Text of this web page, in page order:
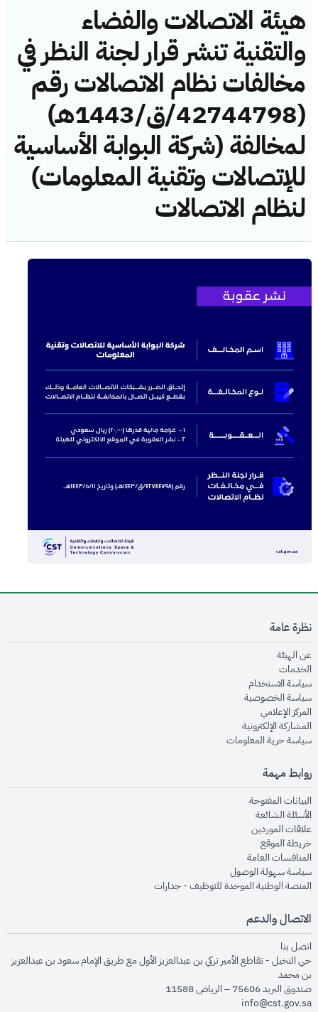
هيئة الاتصالات والفضاء
والتقنية تنشر قرار لجنة النظر في
مخالفات نظام الاتصالات رقم
(42744798/ق/1443هـ)
لمخالفة (شركة البوابة الأساسية
للإتصالات وتقنية المعلومات)
لنظام الاتصالات
نظرة عامة
عن الهيئةopens in new window
الخدماتopens in new window
سياسة الاستخدام
سياسة الخصوصيةopens in new window
المركز الإعلاميopens in new window
المشاركة الإلكترونيةopens in new window
سياسة حرية المعلوماتopens in new window
روابط مهمة
البيانات المفتوحةopens in new window
الأسئلة الشائعةopens in new window
علاقات الموردينopens in new window
خريطة الموقعopens in new window
المنافسات العامةopens in new window
سياسة سهولة الوصولopens in new window
المنصة الوطنية الموحدة للتوظيف - جداراتopens in new window
الاتصال والدعم
اتصل بنا
حي النخيل - تقاطع الأمير تركي بن عبدالعزيز الأول مع طريق الإمام سعود بن عبدالعزيز
بن محمد
صندوق البريد 75606 – الرياض 11588
info@cst.gov.sa